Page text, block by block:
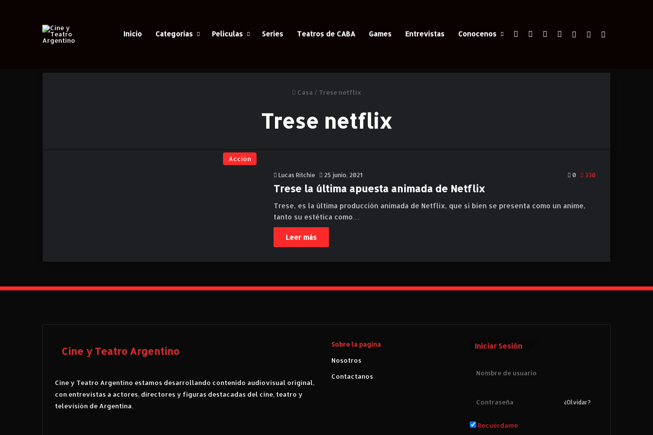
Inicio Categorias Peliculas Series Teatros de CABA Games Entrevistas Conocenos FacebookYouTubeInstagramIniciar Sesión
Switch skin
Casa / Trese netflix
Trese netflix
Acción
Lucas Ritchie 25 junio, 2021 0 330
Trese la última apuesta animada de Netflix
Trese, es la última producción animada de Netflix, que si bien se presenta como un anime,
tanto su estética como…
Leer más
Cine y Teatro Argentino
Cine y Teatro Argentino estamos desarrollando contenido audiovisual original,
con entrevistas a actores, directores y figuras destacadas del cine, teatro y
televisión de Argentina.
Sobre la pagina
Nosotros
Contactanos
Iniciar Sesión
¿Olvidar?
Recuérdame